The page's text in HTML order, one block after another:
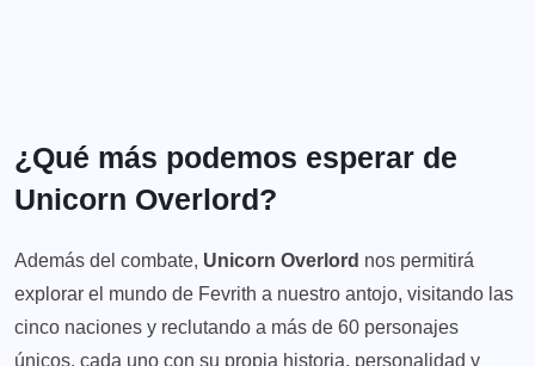
¿Qué más podemos esperar de
Unicorn Overlord?
Además del combate, Unicorn Overlord nos permitirá
explorar el mundo de Fevrith a nuestro antojo, visitando las
cinco naciones y reclutando a más de 60 personajes
únicos, cada uno con su propia historia, personalidad y